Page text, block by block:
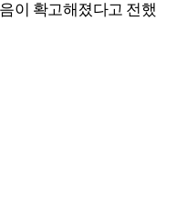
이 확고해졌다고 전했